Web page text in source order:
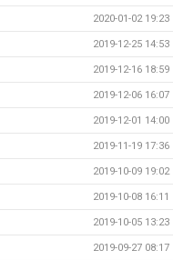
2020-01-02 19:23
2019-12-25 14:53
2019-12-16 18:59
2019-12-06 16:07
2019-12-01 14:00
2019-11-19 17:36
2019-10-09 19:02
2019-10-08 16:11
2019-10-05 13:23
2019-09-27 08:17